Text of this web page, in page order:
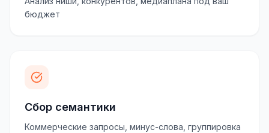
бюджет
Сбор семантики
Коммерческие запросы, минус-слова, группировка